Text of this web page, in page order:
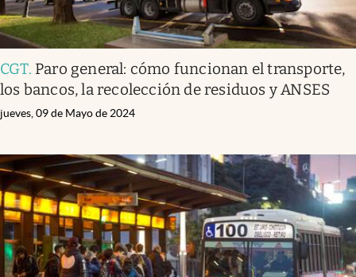
CGT. Paro general: cómo funcionan el transporte,
los bancos, la recolección de residuos y ANSES
jueves, 09 de Mayo de 2024